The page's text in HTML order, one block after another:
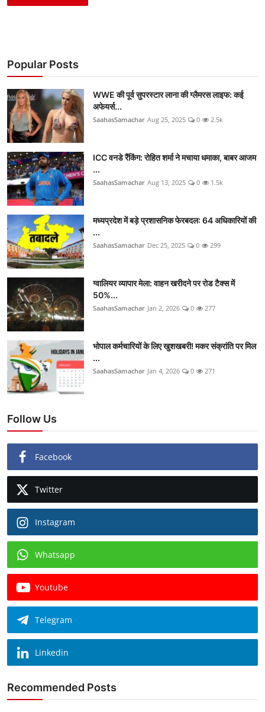
Popular Posts
WWE की पूर्व सुपरस्टार लाना की ग्लैमरस लाइफ: कई
अफेयर्स...
SaahasSamachar Aug 25, 2025 0 2.5k
ICC वनडे रैंकिंग: रोहित शर्मा ने मचाया धमाका, बाबर आजम
...
SaahasSamachar Aug 13, 2025 0 1.5k
मध्यप्रदेश में बड़े प्रशासनिक फेरबदल: 64 अधिकारियों की
...
SaahasSamachar Dec 25, 2025 0 299
ग्वालियर व्यापार मेला: वाहन खरीदने पर रोड टैक्स में
50%...
SaahasSamachar Jan 2, 2026 0 277
भोपाल कर्मचारियों के लिए खुशखबरी! मकर संक्रांति पर मिल
...
SaahasSamachar Jan 4, 2026 0 271
Follow Us
Facebook
Twitter
Instagram
Whatsapp
Youtube
Telegram
Linkedin
Recommended Posts